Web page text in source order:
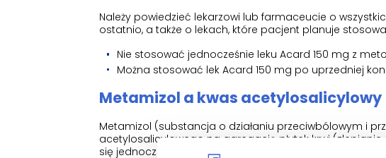
Należy powiedzieć lekarzowi lub farmaceucie o
ostatnio, a także o lekach, które pacjent planuje
Nie stosować jednocześnie leku Acard 150 mg z
Można stosować lek Acard 150 mg po uprzedniej
Metamizol a kwas acetylosalicylowy
Metamizol (substancja o działaniu przeciwbólowym i
acetylosalicylowego na agregację płytek krwi
się jednocześnie. Dlatego należy zachować